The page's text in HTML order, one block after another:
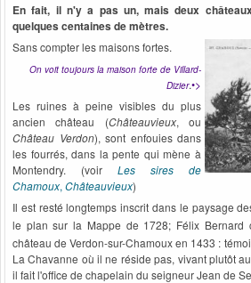
En fait, il n'y a pas un, mais deux
quelques centaines de mètres.
Sans compter les maisons fortes.
On voit toujours la maison forte de Villard-
Dizier.•>
Les ruines à peine visibles du plus
ancien château (Châteauvieux, ou
Château Verdon), sont enfouies dans
les fourrés, dans la pente qui mène à
Montendry. (voir Les sires de
Chamoux, Châteauvieux)
Il est resté longtemps inscrit dans le paysage
le plan sur la Mappe de 1728; Félix
château de Verdon-sur-Chamoux en 1433 :
La Chavanne où il ne réside pas, vivant plutôt
il fait l'office de chapelain du seigneur Jean de